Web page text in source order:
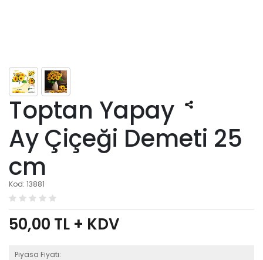
Toptan Yapay
Ay Çiçeği Demeti 25
cm
Kod: 13881
50,00 TL + KDV
Piyasa Fiyatı: